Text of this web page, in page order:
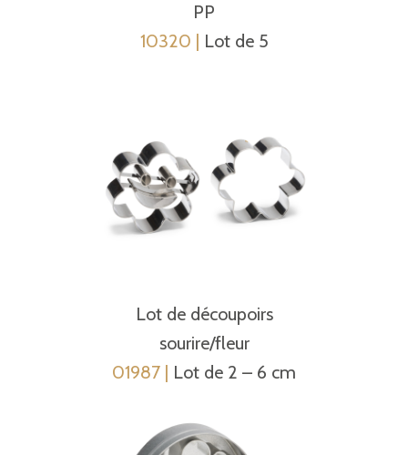
PP
10320 | Lot de 5
Lot de découpoirs
sourire/fleur
01987 | Lot de 2 – 6 cm